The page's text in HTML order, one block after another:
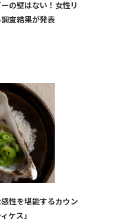
の壁はない！女性リ
査結果が発表
性を堪能するカウン
ケス」